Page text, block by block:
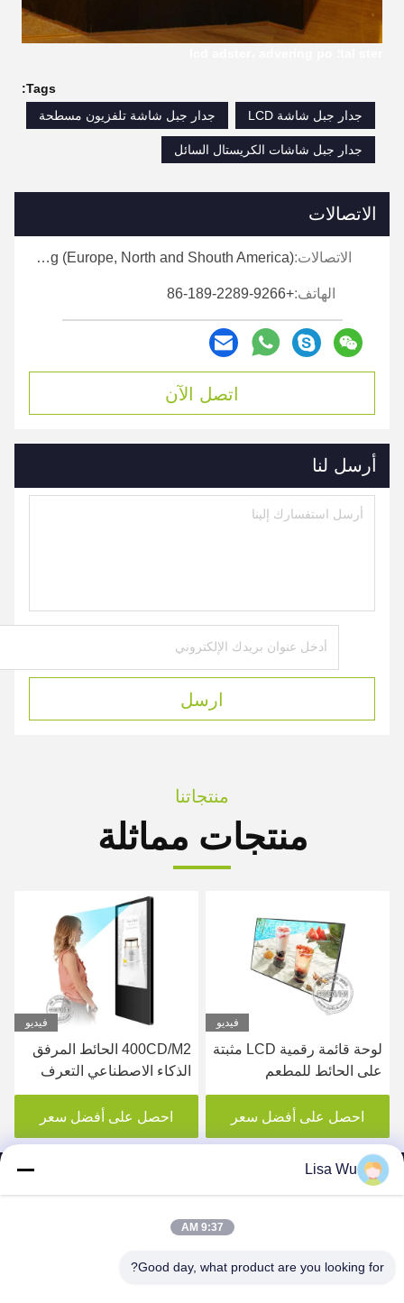
Tags:
جدار جبل شاشة LCD
جدار جبل شاشة تلفزيون مسطحة
جدار جبل شاشات الكريستال السائل
الاتصالات
الاتصالات: Ms. Ellen Zeng (Europe, North and Shouth America)
الهاتف:+86-189-2289-9266
اتصل الآن
أرسل لنا
ارسل
منتجاتنا
منتجات مماثلة
فيديو
لوحة قائمة رقمية LCD مثبتة
على الحائط للمطعم
احصل على أفضل سعر
فيديو
400CD/M2 الحائط المرفق
الذكاء الاصطناعي التعرف
على الوجه شاشة LCD
الإعلانات المصعد العلامات
الرقمية العرض
احصل على أفضل سعر
SHENZHEN MERCEDESTECHNOLOGY CO.,
Lisa Wu
9:37 AM
Good day, what product are you looking for?